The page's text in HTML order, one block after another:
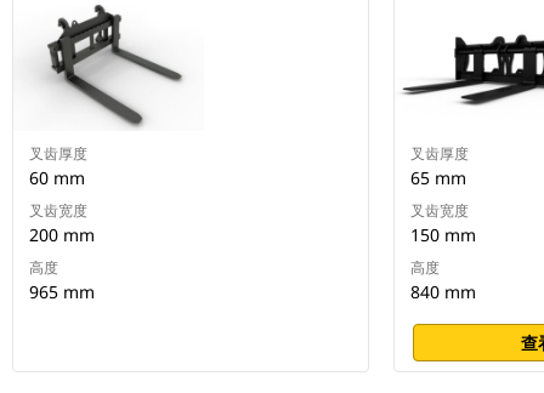
叉齿厚度
60 mm
叉齿宽度
200 mm
高度
965 mm
叉齿厚度
65 mm
叉齿宽度
150 mm
高度
840 mm
查